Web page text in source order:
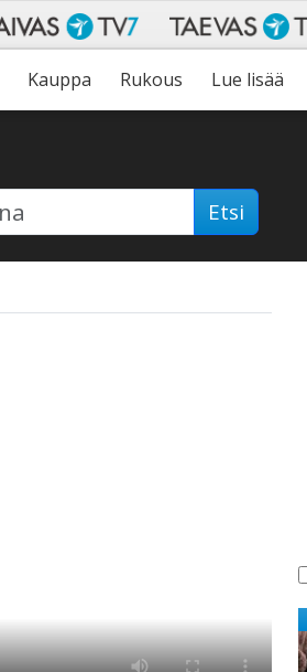
Kauppa Rukous Lue lisää
Etsi